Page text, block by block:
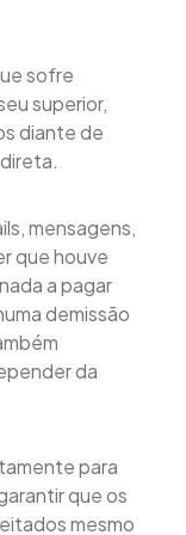
sofre
superior,
diante de
mensagens,
que houve
a pagar
demissão
da
para
que os
mesmo